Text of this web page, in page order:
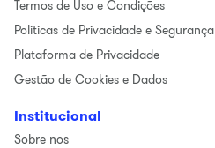
Termos de Uso e Condições
Politicas de Privacidade e Segurança
Plataforma de Privacidade
Gestão de Cookies e Dados
Institucional
Sobre nos